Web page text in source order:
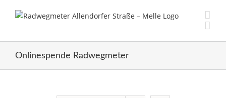
Onlinespende Radwegmeter